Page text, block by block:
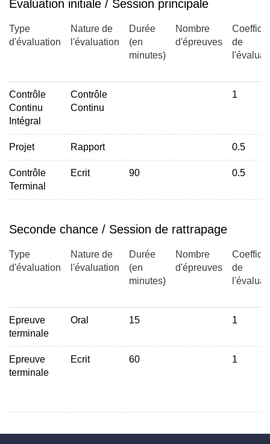
Évaluation initiale / Session principale
Type
d'évaluation
Nature de
l'évaluation
Durée
(en
minutes)
Nombre
d'épreuves
de
Contrôle
Continu
Intégral
Contrôle
Continu
1
Projet Rapport 0.5
Contrôle
Terminal
Ecrit 90 0.5
Seconde chance / Session de rattrapage
Type
d'évaluation
Nature de
l'évaluation
Durée
(en
minutes)
Nombre
d'épreuves
de
Epreuve
terminale
Oral 15 1
Epreuve
terminale
Ecrit 60 1